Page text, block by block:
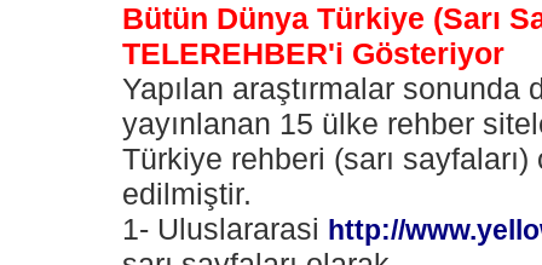
Bütün Dünya Türkiye (Sarı
TELEREHBER'i Gösteriyor
Yapılan araştırmalar
yayınlanan 15 ülke rehber
Türkiye rehberi (sarı
edilmiştir.
1- Uluslararasi http://